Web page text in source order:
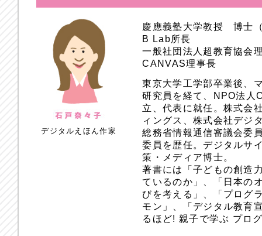
デジタルえほん作家
慶應義塾大学教授 博士
B Lab所長
一般社団法人超教育協会
CANVAS理事長
東京大学工学部卒業後、
研究員を経て、NPO法人
立、代表に就任。株式会
ィングス、株式会社デジ
総務省情報通信審議会委
委員を歴任。デジタルサ
策・メディア博士。
著書には「子どもの創造
ているのか」、「日本の
びを考える」、「プログ
モン」、「デジタル教育
るほど! 親子で学ぶ プロ